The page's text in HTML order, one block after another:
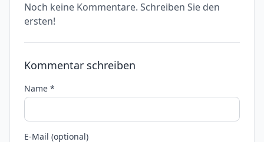
Noch keine Kommentare. Schreiben Sie den
ersten!
Kommentar schreiben
Name *
E-Mail (optional)